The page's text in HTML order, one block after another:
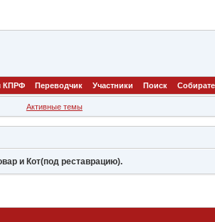
КПРФ Переводчик Участники Поиск
Активные темы
и Кот(под реставрацию).